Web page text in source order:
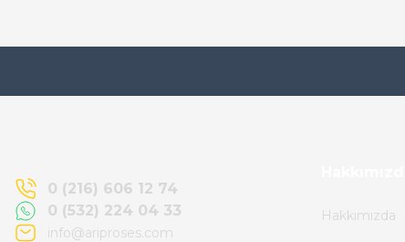
Paketleme özenliydi, alışveriş sürecinden
Alışveriş süreci de hızlı ve problemsiz geçti.
0 (216) 606 12 74
0 (532) 224 04 33
info@ariproses.com
Hakkımızda